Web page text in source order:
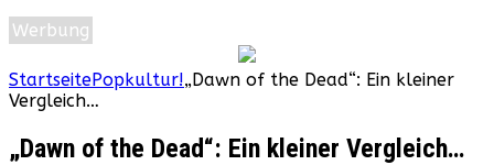
Werbung
StartseitePopkultur!„Dawn of the Dead“: Ein kleiner
Vergleich…
„Dawn of the Dead“: Ein kleiner Vergleich…